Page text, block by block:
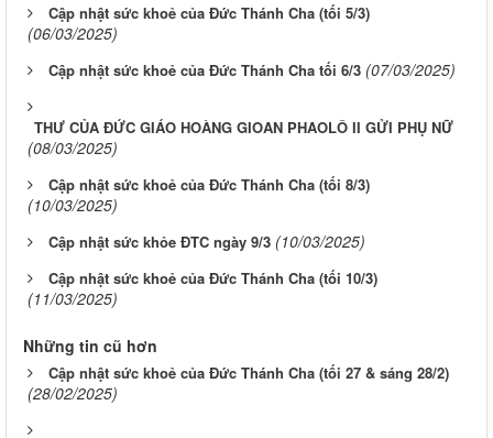
Cập nhật sức khoẻ của Đức Thánh Cha (tối 5/3)
(06/03/2025)
Cập nhật sức khoẻ của Đức Thánh Cha tối 6/3 (07/03/2025)
THƯ CỦA ĐỨC GIÁO HOÀNG GIOAN PHAOLÔ II GỬI PHỤ NỮ
(08/03/2025)
Cập nhật sức khoẻ của Đức Thánh Cha (tối 8/3)
(10/03/2025)
Cập nhật sức khỏe ĐTC ngày 9/3 (10/03/2025)
Cập nhật sức khoẻ của Đức Thánh Cha (tối 10/3)
(11/03/2025)
Những tin cũ hơn
Cập nhật sức khoẻ của Đức Thánh Cha (tối 27 & sáng 28/2)
(28/02/2025)